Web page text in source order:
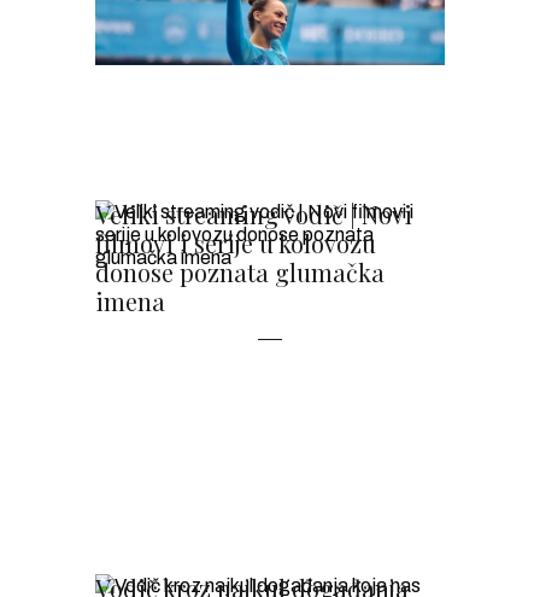
Veliki streaming vodič | Novi
filmovi i serije u kolovozu
donose poznata glumačka
imena
Vodič kroz najkul događanja